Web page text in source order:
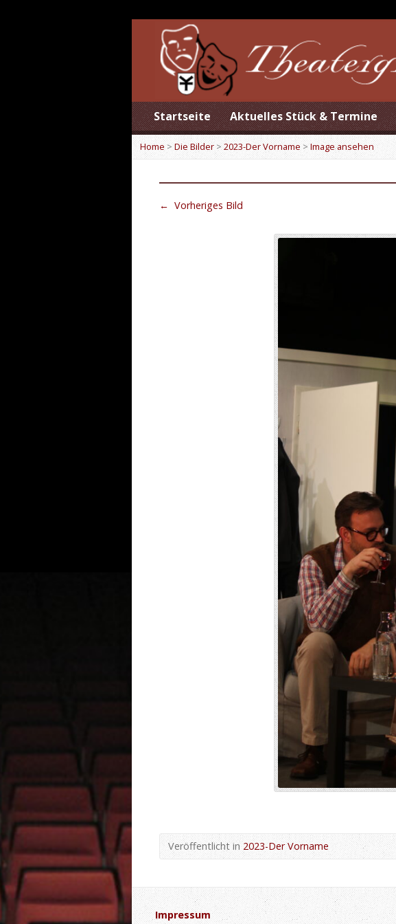
Startseite Aktuelles Stück & Termine
Home > Die Bilder >2023-Der Vorname >Image ansehen
← Vorheriges Bild
Veröffentlicht in 2023-Der Vorname
Impressum